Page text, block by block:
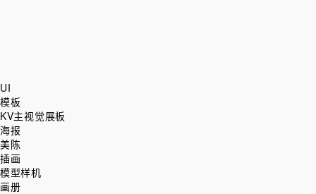
UI
模板
KV主视觉展板
海报
美陈
插画
模型样机
画册